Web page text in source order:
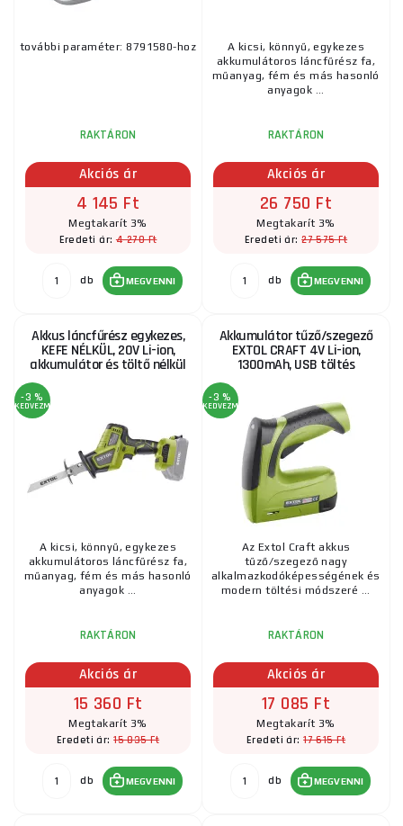
további paraméter: 8791580-hoz
RAKTÁRON
Akciós ár
4 145 Ft
Megtakarít 3%
Eredeti ár:4 270 Ft
db MEGVENNI
A kicsi, könnyű, egykezes
akkumulátoros láncfűrész fa,
műanyag, fém és más hasonló
anyagok ...
RAKTÁRON
Akciós ár
26 750 Ft
Megtakarít 3%
Eredeti ár:27 575 Ft
db MEGVENNI
Akkus láncfűrész egykezes,
KEFE NÉLKÜL, 20V Li-ion,
akkumulátor és töltő nélkül
-3 %
KEDVEZMÉNY
A kicsi, könnyű, egykezes
akkumulátoros láncfűrész fa,
műanyag, fém és más hasonló
anyagok ...
RAKTÁRON
Akciós ár
15 360 Ft
Megtakarít 3%
Eredeti ár:15 835 Ft
db MEGVENNI
Akkumulátor tűző/szegező
EXTOL CRAFT 4V Li-ion,
1300mAh, USB töltés
-3 %
KEDVEZMÉNY
Az Extol Craft akkus
tűző/szegező nagy
alkalmazkodóképességének és
modern töltési módszeré ...
RAKTÁRON
Akciós ár
17 085 Ft
Megtakarít 3%
Eredeti ár:17 615 Ft
db MEGVENNI